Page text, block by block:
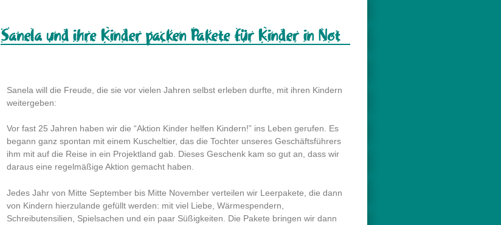
Sanela und ihre Kinder packen Pakete für Kinder in Not
Sanela will die Freude, die sie vor vielen Jahren selbst erleben durfte, mit ihren Kindern
weitergeben:
Vor fast 25 Jahren haben wir die “Aktion Kinder helfen Kindern!” ins Leben gerufen. Es
begann ganz spontan mit einem Kuscheltier, das die Tochter unseres Geschäftsführers
ihm mit auf die Reise in ein Projektland gab. Dieses Geschenk kam so gut an, dass wir
daraus eine regelmäßige Aktion gemacht haben.
Jedes Jahr von Mitte September bis Mitte November verteilen wir Leerpakete, die dann
von Kindern hierzulande gefüllt werden: mit viel Liebe, Wärmespendern,
Schreibutensilien, Spielsachen und ein paar Süßigkeiten. Die Pakete bringen wir dann